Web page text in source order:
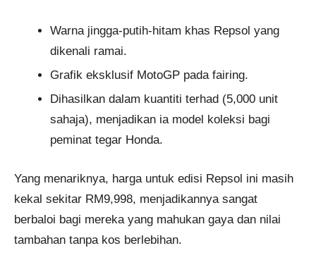
Warna jingga-putih-hitam khas Repsol yang
dikenali ramai.
Grafik eksklusif MotoGP pada fairing.
Dihasilkan dalam kuantiti terhad (5,000 unit
sahaja), menjadikan ia model koleksi bagi
peminat tegar Honda.
Yang menariknya, harga untuk edisi Repsol ini masih
kekal sekitar RM9,998, menjadikannya sangat
berbaloi bagi mereka yang mahukan gaya dan nilai
tambahan tanpa kos berlebihan.